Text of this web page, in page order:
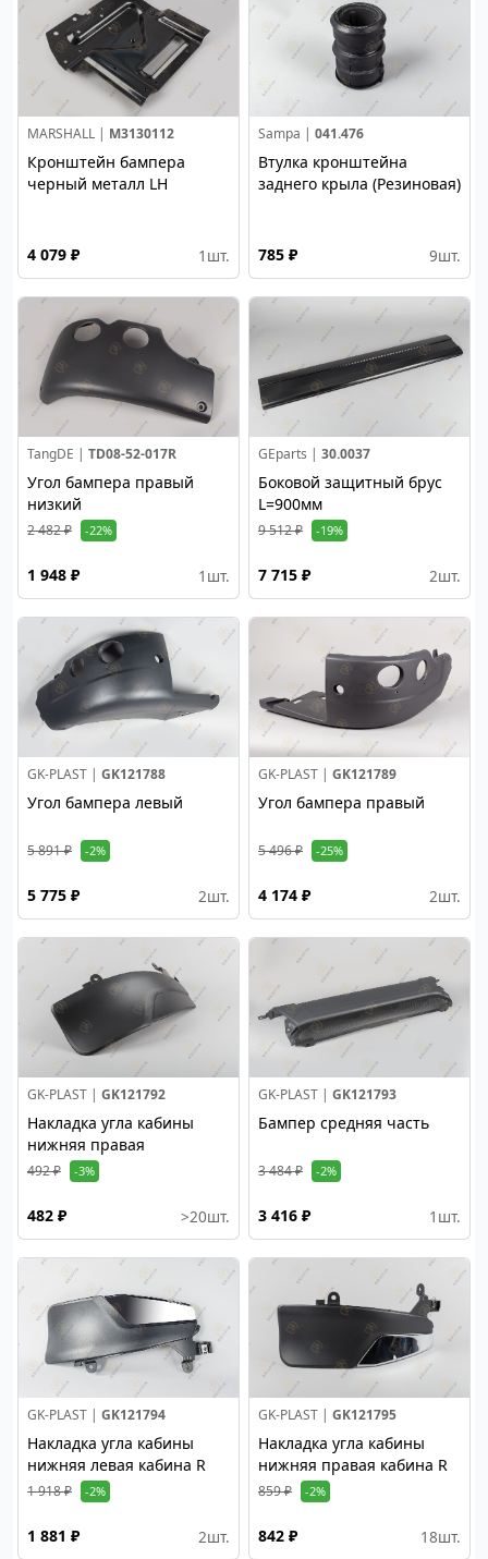
MARSHALL | M3130112
Кронштейн бампера
черный металл LH
4 079 ₽ 1 шт.
Sampa | 041.476
Втулка кронштейна
заднего крыла (Резиновая)
785 ₽ 9шт.
TangDE | TD08-52-017R
Угол бампера правый
низкий
2 482 ₽ -22%
1 948 ₽ 1 шт.
GEparts | 30.0037
Боковой защитный брус
L=900мм
9 512 ₽ -19%
7 715 ₽ 2шт.
GK-PLAST | GK121788
Угол бампера левый
5 891 ₽ -2%
5 775 ₽ 2шт.
GK-PLAST | GK121789
Угол бампера правый
5 496 ₽ -25%
4 174 ₽ 2шт.
GK-PLAST | GK121792
Накладка угла кабины
нижняя правая
492 ₽ -3%
482 ₽ >20шт.
GK-PLAST | GK121793
Бампер средняя часть
3 484 ₽ -2%
3 416 ₽ 1 шт.
GK-PLAST | GK121794
Накладка угла кабины
нижняя левая кабина R
1 918 ₽ -2%
1 881 ₽ 2шт.
GK-PLAST | GK121795
Накладка угла кабины
нижняя правая кабина R
859 ₽ -2%
842 ₽ 18шт.